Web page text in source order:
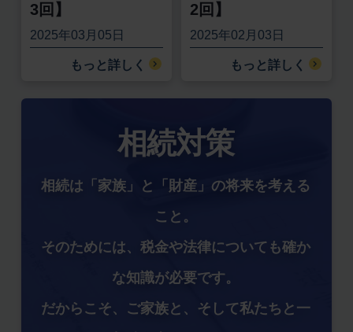
3回】
2025年03月05日
もっと詳しく
2回】
2025年02月03日
もっと詳しく
相続対策
相続は「家族」と「財産」の将来を考える
こと。
そのためには、税金や法律についても確か
な知識が必要です。
だからこそ、ご家族と、そして私たちと一